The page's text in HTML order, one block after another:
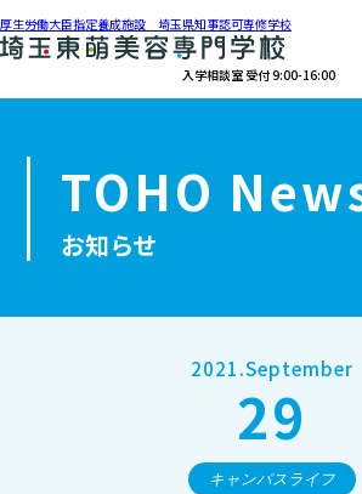
厚生労働大臣指定養成施設 埼玉県知事認可専修学校
入学相談室 受付 9:00-16:00
アクセス 資料請求
学校紹介
学科紹介
TOHO
お知らせ
2021.September
29
キャンパスライフ